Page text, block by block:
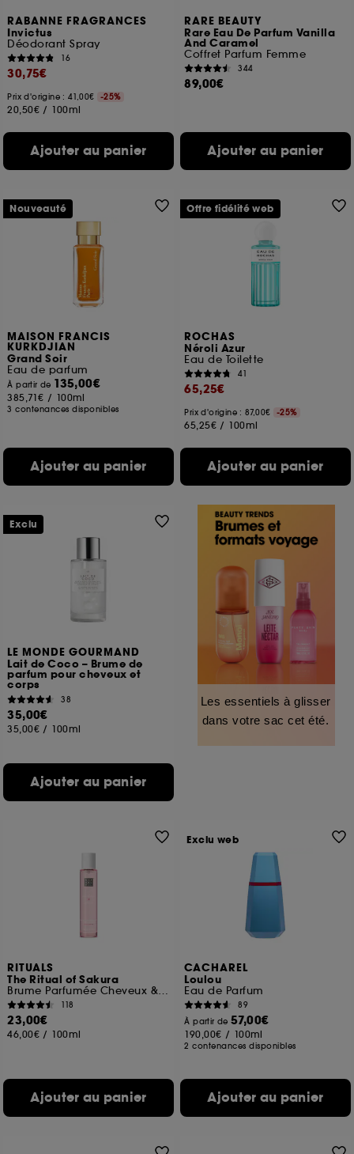
RABANNE FRAGRANCES
Invictus
Déodorant Spray
16
30,75€
Prix d'origine : 41,00€ -25%
20,50€ / 100ml
Ajouter au panier
RARE BEAUTY
Rare Eau De Parfum Vanilla
And Caramel
Coffret Parfum Femme
344
89,00€
Ajouter au panier
MAISON FRANCIS
KURKDJIAN
Grand Soir
Eau de parfum
À partir de 135,00€
385,71€ / 100ml
3 contenances disponibles
Ajouter au panier
Nouveauté
ROCHAS
Néroli Azur
Eau de Toilette
41
65,25€
Prix d'origine : 87,00€ -25%
65,25€ / 100ml
Ajouter au panier
Offre fidélité web
LE MONDE GOURMAND
Lait de Coco – Brume de
parfum pour cheveux et
corps
38
35,00€
35,00€ / 100ml
Ajouter au panier
Exclu
Les essentiels à glisser
dans votre sac cet été.
RITUALS
The Ritual of Sakura
Brume Parfumée Cheveux & Corps
118
23,00€
46,00€ / 100ml
Ajouter au panier
CACHAREL
Loulou
Eau de Parfum
89
À partir de57,00€
190,00€ / 100ml
2 contenances disponibles
Ajouter au panier
Exclu web